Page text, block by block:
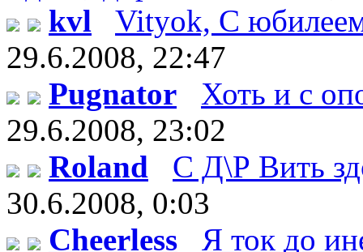
kvl
Vityok, С
29.6.2008, 22:47
Pugnator
Хоть и с
29.6.2008, 23:02
Roland
С Д\Р Вить
30.6.2008, 0:03
Cheerless
Я ток до